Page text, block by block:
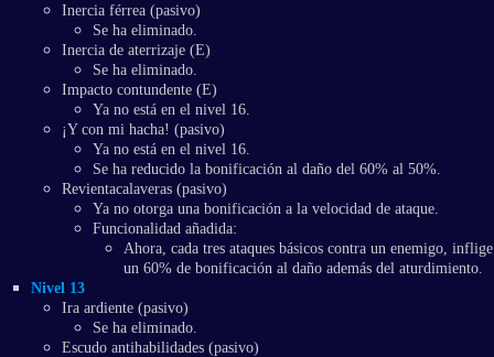
Inercia férrea (pasivo)
Se ha eliminado.
Inercia de aterrizaje (E)
Se ha eliminado.
Impacto contundente (E)
Ya no está en el nivel 16.
¡Y con mi hacha! (pasivo)
Ya no está en el nivel 16.
Se ha reducido la bonificación al daño del 60% al 50%.
Revientacalaveras (pasivo)
Ya no otorga una bonificación a la velocidad de ataque.
Funcionalidad añadida:
Ahora, cada tres ataques básicos contra un enemigo, inflige
un 60% de bonificación al daño además del aturdimiento.
Nivel 13
Ira ardiente (pasivo)
Se ha eliminado.
Escudo antihabilidades (pasivo)